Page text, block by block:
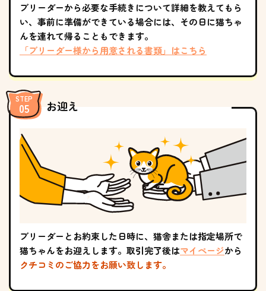
ブリーダーから必要な手続きについて詳細を教えてもら
い、事前に準備ができている場合には、その日に猫ちゃ
んを連れて帰ることもできます。
「ブリーダー様から用意される書類」はこちら
お迎え
ブリーダーとお約束した日時に、猫舎または指定場所で
猫ちゃんをお迎えします。取引完了後はマイページから
クチコミのご協力をお願い致します。